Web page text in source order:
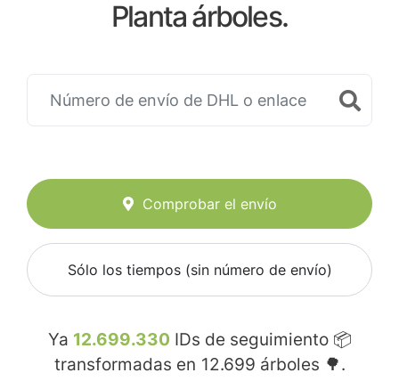
Planta árboles.
Comprobar el envío
Sólo los tiempos (sin número de envío)
Ya 12.699.330 IDs de seguimiento 📦
transformadas en 12.699 árboles 🌳.